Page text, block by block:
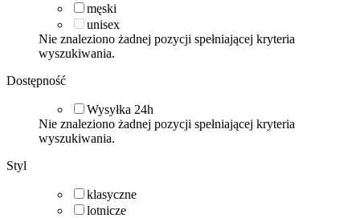
męski
unisex
Nie znaleziono żadnej pozycji spełniającej kryteria
wyszukiwania.
Dostępność
Wysyłka 24h
Nie znaleziono żadnej pozycji spełniającej kryteria
wyszukiwania.
Styl
klasyczne
lotnicze